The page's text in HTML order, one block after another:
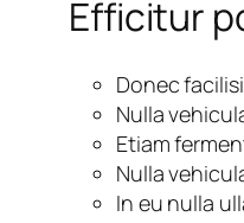
Efficitur
Donec
Nulla
Etiam
Nulla
In eu nulla